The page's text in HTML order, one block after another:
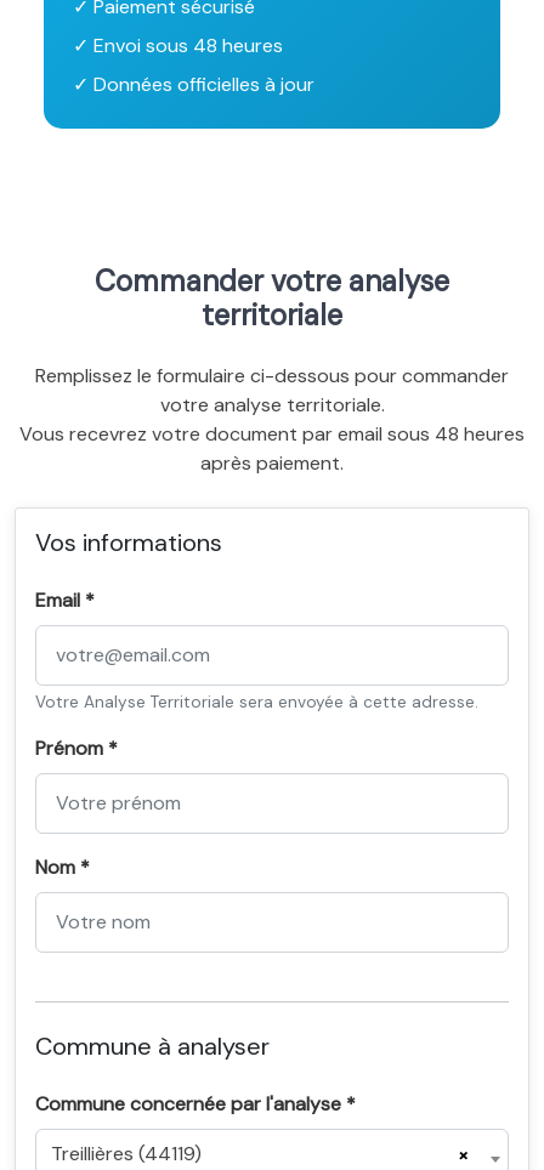
✓ Paiement sécurisé
✓ Envoi sous 48 heures
✓ Données officielles à jour
Commander votre analyse
territoriale
Remplissez le formulaire ci-dessous pour commander
votre analyse territoriale.
Vous recevrez votre document par email sous 48 heures
après paiement.
Vos informations
Email *
Votre Analyse Territoriale sera envoyée à cette adresse.
Prénom *
Nom *
Commune à analyser
Commune concernée par l'analyse *
×
Treillières (44119)